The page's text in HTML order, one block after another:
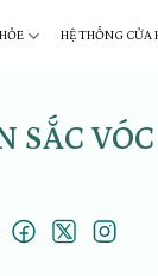
HỆ THỐNG CỬA